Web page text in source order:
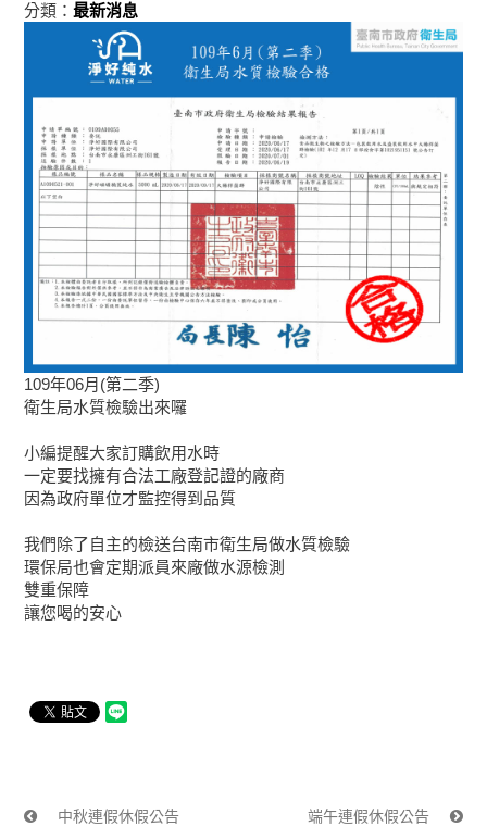
分類：最新消息
109年06月(第二季)
衛生局水質檢驗出來囉
小編提醒大家訂購飲用水時
一定要找擁有合法工廠登記證的廠商
因為政府單位才監控得到品質
我們除了自主的檢送台南市衛生局做水質檢驗
環保局也會定期派員來廠做水源檢測
雙重保障
讓您喝的安心
中秋連假休假公告 端午連假休假公告